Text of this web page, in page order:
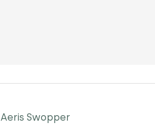
Aeris Swopper